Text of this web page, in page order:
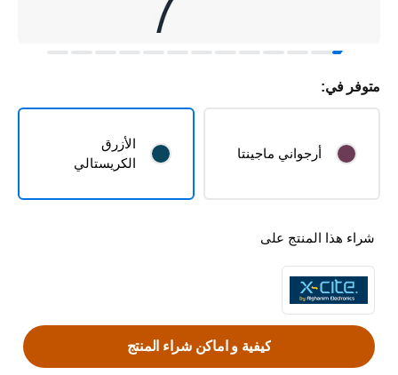
متوفر في:
أرجواني ماجينتا
الأزرق
الكريستالي
شراء هذا المنتج على
كيفية و اماكن شراء المنتج